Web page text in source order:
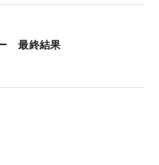
ている。「日に日に信頼
は3UTを抜いて16度のア
た。15番で林から出すと
最終結果